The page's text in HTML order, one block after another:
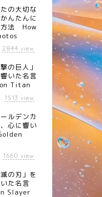
【名言】太陽（ドイツの詩人
シラー）
の大切な
んたんに
方法 How
2844 view
の巨人」
いた名言
Titan
1513 view
ルデンカ
心に響い
1660 view
の刃」を
た名言
Slayer